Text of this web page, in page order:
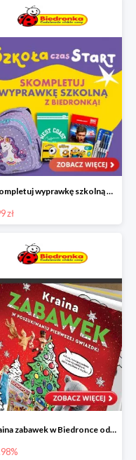
Skompletuj wyprawkę szkolną z Biedronką od 4,99 zł
zł
Kraina zabawek w Biedronce od 19,99 zł